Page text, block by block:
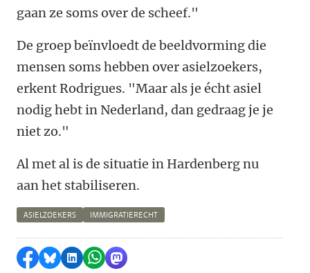
gaan ze soms over de scheef."
De groep beïnvloedt de beeldvorming die
mensen soms hebben over asielzoekers,
erkent Rodrigues. "Maar als je écht asiel
nodig hebt in Nederland, dan gedraag je je
niet zo."
Al met al is de situatie in Hardenberg nu
aan het stabiliseren.
ASIELZOEKERS IMMIGRATIERECHT
Delen op Facebook
Delen via Bluesky
Delen op LinkedIn
Delen via WhatsApp
Delen via Mastodon